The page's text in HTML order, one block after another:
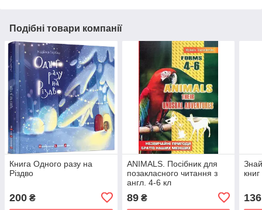
Подібні товари компанії
Книга Одного разу на
Різдво
200 ₴
ANIMALS. Посiбник для
позакласного читання з
англ. 4-6 кл
89₴
книг
136